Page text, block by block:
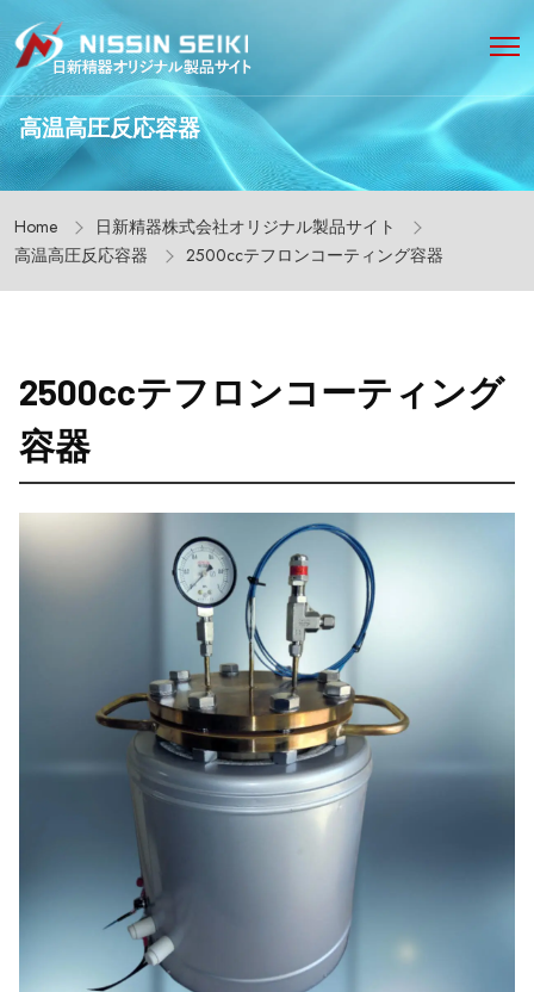
高温高圧反応容器
Home
日新精器株式会社オリジナル製品サイト
高温高圧反応容器
2500ccテフロンコーティング容器
2500ccテフロンコーティング
容器